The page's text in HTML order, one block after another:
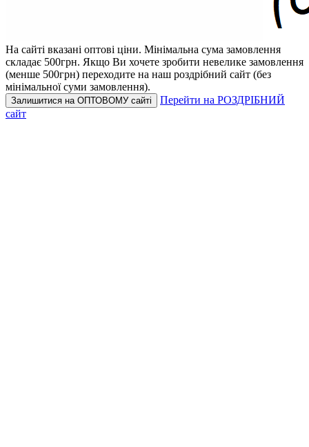
На сайті вказані оптові ціни. Мінімальна сума замовлення
складає 500грн. Якщо Ви хочете зробити невелике замовлення
(менше 500грн) переходите на наш роздрібний сайт (без
мінімальної суми замовлення).
Залишитися на ОПТОВОМУ сайті
Перейти на РОЗДРІБНИЙ
сайт